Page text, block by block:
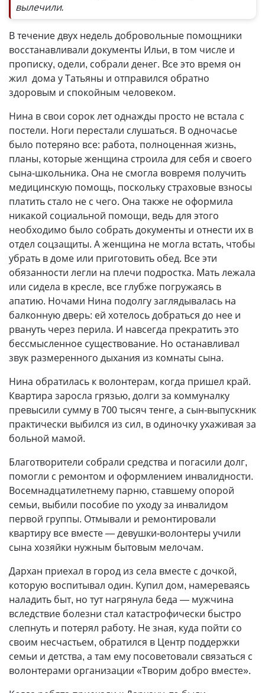
вылечили.
В течение двух недель добровольные помощники
восстанавливали документы Ильи, в том числе и
прописку, одели, собрали денег. Все это время он
жил дома у Татьяны и отправился обратно
здоровым и спокойным человеком.
Нина в свои сорок лет однажды просто не встала с
постели. Ноги перестали слушаться. В одночасье
было потеряно все: работа, полноценная жизнь,
планы, которые женщина строила для себя и своего
сына-школьника. Она не смогла вовремя получить
медицинскую помощь, поскольку страховые взносы
платить стало не с чего. Она также не оформила
никакой социальной помощи, ведь для этого
необходимо было собрать документы и отнести их в
отдел соцзащиты. А женщина не могла встать, чтобы
убрать в доме или приготовить обед. Все эти
обязанности легли на плечи подростка. Мать лежала
или сидела в кресле, все глубже погружаясь в
апатию. Ночами Нина подолгу заглядывалась на
балконную дверь: ей хотелось добраться до нее и
рвануть через перила. И навсегда прекратить это
бессмысленное существование. Но останавливал
звук размеренного дыхания из комнаты сына.
Нина обратилась к волонтерам, когда пришел край.
Квартира заросла грязью, долги за коммуналку
превысили сумму в 700 тысяч тенге, а сын-выпускник
практически выбился из сил, в одиночку ухаживая за
больной мамой.
Благотворители собрали средства и погасили долг,
помогли с ремонтом и оформлением инвалидности.
Восемнадцатилетнему парню, ставшему опорой
семьи, выбили пособие по уходу за инвалидом
первой группы. Отмывали и ремонтировали
квартиру все вместе — девушки-волонтеры учили
сына хозяйки нужным бытовым мелочам.
Дархан приехал в город из села вместе с дочкой,
которую воспитывал один. Купил дом, намереваясь
наладить быт, но тут нагрянула беда — мужчина
вследствие болезни стал катастрофически быстро
слепнуть и потерял работу. Не зная, куда пойти со
своим несчастьем, обратился в Центр поддержки
семьи и детства, а там ему посоветовали связаться с
волонтерами организации «Творим добро вместе».